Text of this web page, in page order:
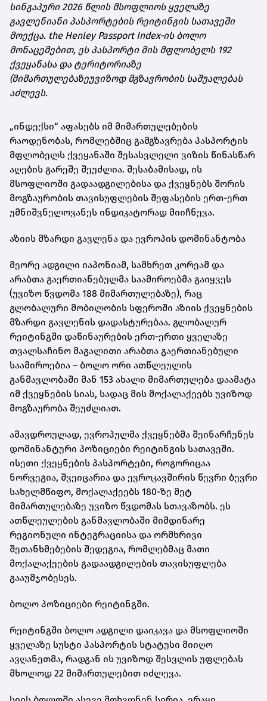
სინგაპური 2026 წლის მსოფლიოს ყველაზე
გავლენიანი პასპორტების რეიტინგის სათავეში
მოექცა. the Henley Passport Index-ის ბოლო
მონაცემებით, ეს პასპორტი მის მფლობელს 192
ქვეყანასა და ტერიტორიაზე
(მიმართულებაზეუვიზოდ მგზავრობის საშუალებას
აძლევს.
„ინდექსი“ აფასებს იმ მიმართულებების
რაოდენობას, რომლებშიც გამგზავრება პასპორტის
მფლობელს ქვეყანაში შესასვლელი ვიზის წინასწარ
აღების გარეშე შეუძლია. შესაბამისად, ის
მსოფლიოში გადაადგილებისა და ქვეყნებს შორის
მოგზაურობის თავისუფლების შეფასების ერთ-ერთ
უმნიშვნელოვანეს ინდიკატორად მიიჩნევა.
აზიის მზარდი გავლენა და ევროპის დომინანტობა
მეორე ადგილი იაპონიამ, სამხრეთ კორეამ და
არაბთა გაერთიანებულმა საამიროებმა გაიყვეს
(უვიზო წვდომა 188 მიმართულებაზე), რაც
გლობალური მობილობის სფეროში აზიის ქვეყნების
მზარდი გავლენის დადასტურებაა. გლობალურ
რეიტინგში დაწინაურების ერთ-ერთი ყველაზე
თვალსაჩინო მაგალითი არაბთა გაერთიანებული
საამიროებია – ბოლო ორი ათწლეულის
განმავლობაში მან 153 ახალი მიმართულება დაამატა
იმ ქვეყნების სიას, სადაც მის მოქალაქეებს უვიზოდ
მოგზაურობა შეუძლიათ.
ამავდროულად, ევროპულმა ქვეყნებმა შეინარჩუნეს
დომინანტური პოზიციები რეიტინგის სათავეში.
ისეთი ქვეყნების პასპორტები, როგორიცაა
ნორვეგია, შვეიცარია და ევროკავშირის წევრი ბევრი
სახელმწიფო, მოქალაქეებს 180-ზე მეტ
მიმართულებაზე უვიზო წვდომას სთავაზობს. ეს
ათწლეულების განმავლობაში მიმდინარე
რეგიონული ინტეგრაციისა და ორმხრივი
შეთანხმებების შედეგია, რომლებმაც მათი
მოქალაქეების გადაადგილების თავისუფლება
გააუმჯობესეს.
ბოლო პოზიციები რეიტინგში.
რეიტინგში ბოლო ადგილი დაიკავა და მსოფლიოში
ყველაზე სუსტი პასპორტის სტატუსი მიიღო
ავღანეთმა, რადგან ის უვიზოდ შესვლის უფლებას
მხოლოდ 22 მიმართულებით იძლევა.